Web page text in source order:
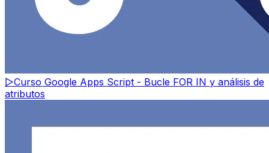
▷Curso Google Apps Script - Bucle FOR IN y análisis de
atributos